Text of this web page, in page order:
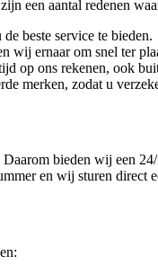
een aantal redenen
beste service te bieden.
ernaar om snel ter
op ons rekenen, ook
merken, zodat u
bieden wij een
en wij sturen direct